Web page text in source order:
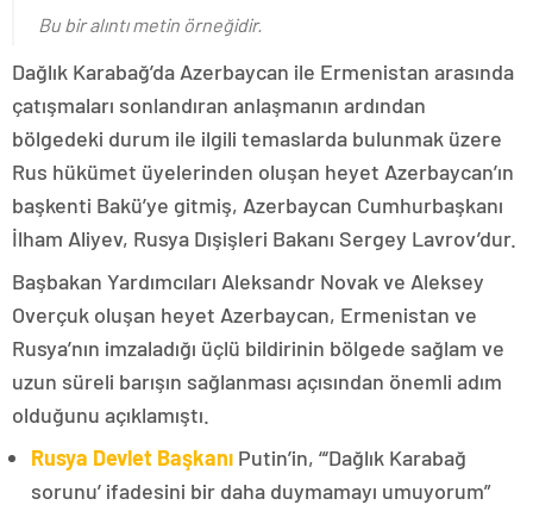
Bu bir alıntı metin örneğidir.
Dağlık Karabağ’da Azerbaycan ile Ermenistan arasında
çatışmaları sonlandıran anlaşmanın ardından
bölgedeki durum ile ilgili temaslarda bulunmak üzere
Rus hükümet üyelerinden oluşan heyet Azerbaycan’ın
başkenti Bakü’ye gitmiş, Azerbaycan Cumhurbaşkanı
İlham Aliyev, Rusya Dışişleri Bakanı Sergey Lavrov’dur.
Başbakan Yardımcıları Aleksandr Novak ve Aleksey
Overçuk oluşan heyet Azerbaycan, Ermenistan ve
Rusya’nın imzaladığı üçlü bildirinin bölgede sağlam ve
uzun süreli barışın sağlanması açısından önemli adım
olduğunu açıklamıştı.
Rusya Devlet Başkanı Putin’in, “‘Dağlık Karabağ
sorunu’ ifadesini bir daha duymamayı umuyorum”